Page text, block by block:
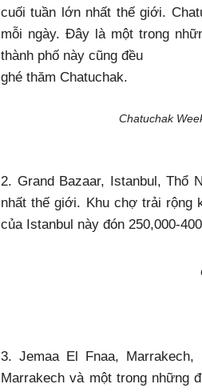
cuối tuần lớn nhất thế giới.
mỗi ngày. Đây là một trong
thành phố này cũng đều
ghé thăm Chatuchak.
Chatuchak Weekend
2. Grand Bazaar, Istanbul,
nhất thế giới. Khu chợ trải rộng
của Istanbul này đón 250,000-
3. Jemaa El Fnaa,
Marrakech và một trong những